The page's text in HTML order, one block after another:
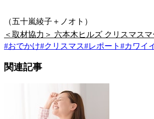
（五十嵐綾子＋ノオト）
＜取材協力＞ 六本木ヒルズ クリスマス
#おでかけ#クリスマス#レポート #カワイ
関連記事